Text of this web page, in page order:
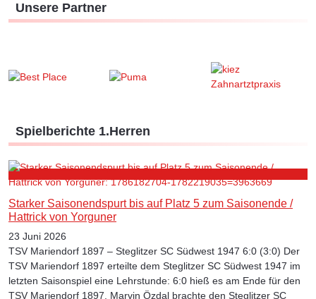
Unsere Partner
Spielberichte 1.Herren
Starker Saisonendspurt bis auf Platz 5 zum Saisonende /
Hattrick von Yorguner
23 Juni 2026
TSV Mariendorf 1897 – Steglitzer SC Südwest 1947 6:0 (3:0) Der
TSV Mariendorf 1897 erteilte dem Steglitzer SC Südwest 1947 im
letzten Saisonspiel eine Lehrstunde: 6:0 hieß es am Ende für den
TSV Mariendorf 1897. Marvin Özdal brachte den Steglitzer SC